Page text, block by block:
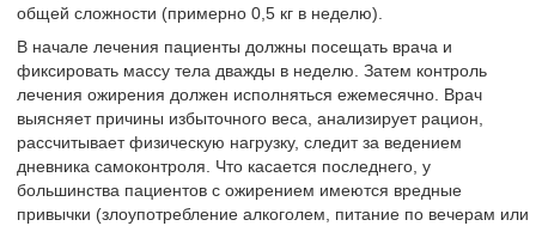
общей сложности (примерно 0,5 кг в неделю).
В начале лечения пациенты должны посещать врача и
фиксировать массу тела дважды в неделю. Затем контроль
лечения ожирения должен исполняться ежемесячно. Врач
выясняет причины избыточного веса, анализирует рацион,
рассчитывает физическую нагрузку, следит за ведением
дневника самоконтроля. Что касается последнего, у
большинства пациентов с ожирением имеются вредные
привычки (злоупотребление алкоголем, питание по вечерам или